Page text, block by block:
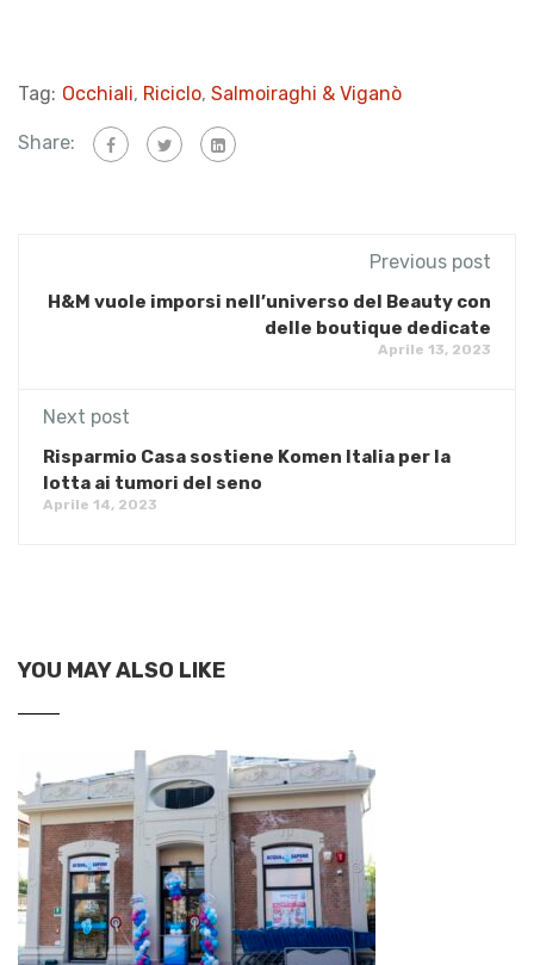
Tag: Occhiali, Riciclo, Salmoiraghi & Viganò
Share:
Previous post
H&M vuole imporsi nell’universo del Beauty con
delle boutique dedicate
Aprile 13, 2023
Next post
Risparmio Casa sostiene Komen Italia per la
lotta ai tumori del seno
Aprile 14, 2023
YOU MAY ALSO LIKE